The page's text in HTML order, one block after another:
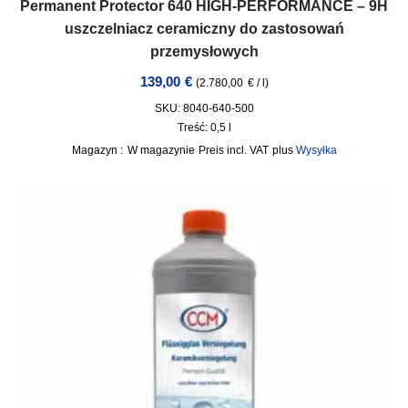
Permanent Protector 640 HIGH-PERFORMANCE – 9H
uszczelniacz ceramiczny do zastosowań
przemysłowych
139,00 € (2.780,00 €/l)
SKU: 8040-640-500
Treść: 0,5
Magazyn : W magazynie incl. VAT plus Wysyłka